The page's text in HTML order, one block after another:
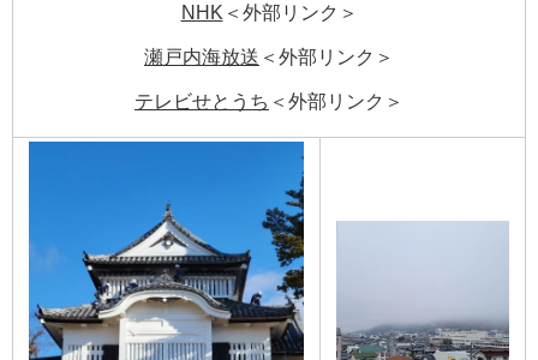
NHK ＜外部リンク＞
瀬戸内海放送 ＜外部リンク＞
テレビせとうち ＜外部リンク＞